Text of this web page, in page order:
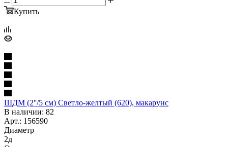
Купить
ШДМ (2''/5 см) Светло-желтый (620), макарунс
В наличии: 82
Арт.: 156590
Диаметр
2д